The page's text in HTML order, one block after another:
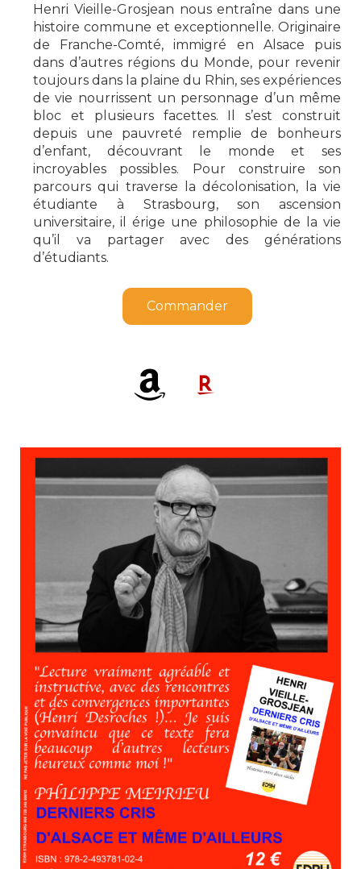
Henri Vieille-Grosjean nous entraîne dans une
histoire commune et exceptionnelle. Originaire
de Franche-Comté, immigré en Alsace puis
dans d’autres régions du Monde, pour revenir
toujours dans la plaine du Rhin, ses expériences
de vie nourrissent un personnage d’un même
bloc et plusieurs facettes. Il s’est construit
depuis une pauvreté remplie de bonheurs
d’enfant, découvrant le monde et ses
incroyables possibles. Pour construire son
parcours qui traverse la décolonisation, la vie
étudiante à Strasbourg, son ascension
universitaire, il érige une philosophie de la vie
qu’il va partager avec des générations
d’étudiants.
Commander